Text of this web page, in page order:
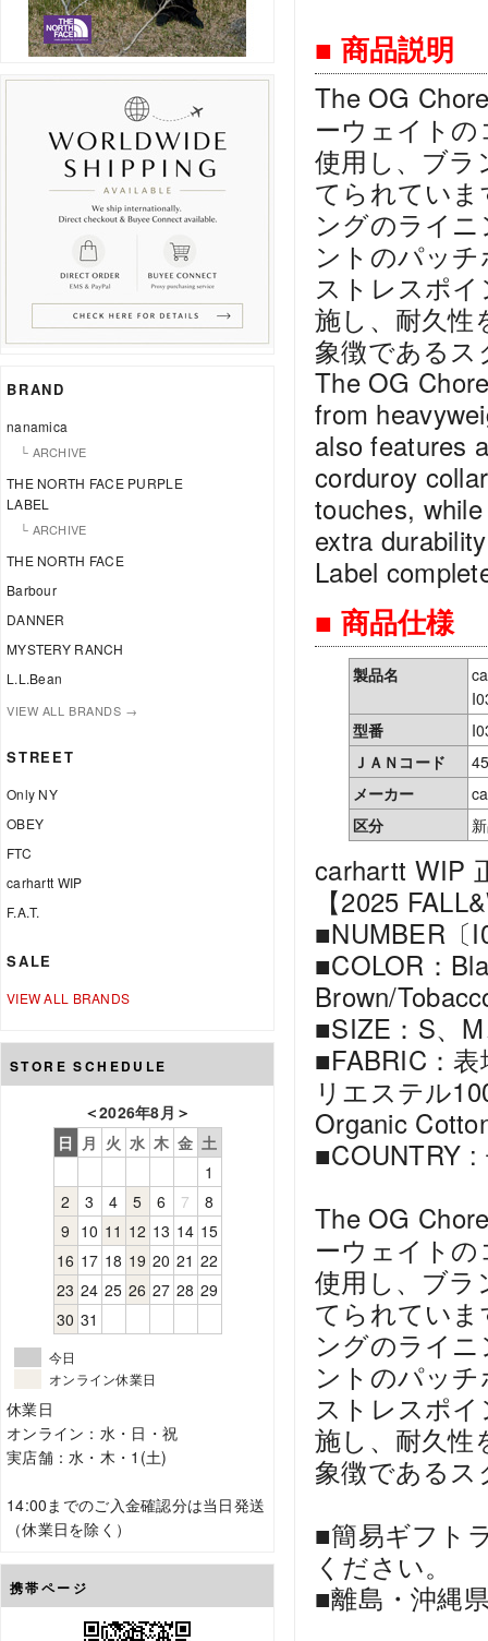
BRAND
nanamica
└ ARCHIVE
THE NORTH FACE PURPLE
LABEL
└ ARCHIVE
THE NORTH FACE
Barbour
DANNER
MYSTERY RANCH
L.L.Bean
VIEW ALL BRANDS →
STREET
Only NY
OBEY
FTC
carhartt WIP
F.A.T.
SALE
VIEW ALL BRANDS
STORE SCHEDULE
＜2026年8月 ＞
日 月 火 水 木 金 土
1
2
3 4 5 6 7
8
9 10 11 12 13 14 15
16 17 18 19 20 21 22
23 24 25 26 27 28 29
30 31
今日
オンライン休業日
休業日
オンライン：水・日・祝
実店舗：水・木・1(土)
14:00までのご入金確認分は当日発送
（休業日を除く）
携帯ページ
■ 商品説明
The OG
ーウェイト
使用し、ブ
てられてい
ングのライ
ントのパッ
ストレスポ
施し、耐久性
象徴である
The OG
from
also features
corduroy
touches,
extra
Label
■ 商品仕様
製品名
型番
ＪＡＮコード
メーカー
区分
carhartt WIP
【2025
■NUMBER〔
■COLOR：
Brown/
■SIZE：S、
■FABRIC：
リエステル
Organic
■COUNTRY
The OG
ーウェイト
使用し、ブ
てられてい
ングのライ
ントのパッ
ストレスポ
施し、耐久性
象徴である
■簡易ギフト
ください。
■離島・沖縄